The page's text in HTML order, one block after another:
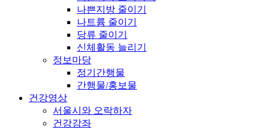
나쁜지방 줄이기
나트륨 줄이기
당류 줄이기
신체활동 늘리기
정보마당
정기간행물
간행물/홍보물
건강영상
서울시와 오락하자
건강강좌